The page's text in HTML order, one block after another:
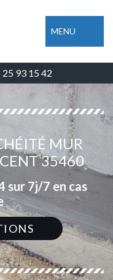
MENU
25 93 15 42
MUR
35460
sur 7j/7 en cas